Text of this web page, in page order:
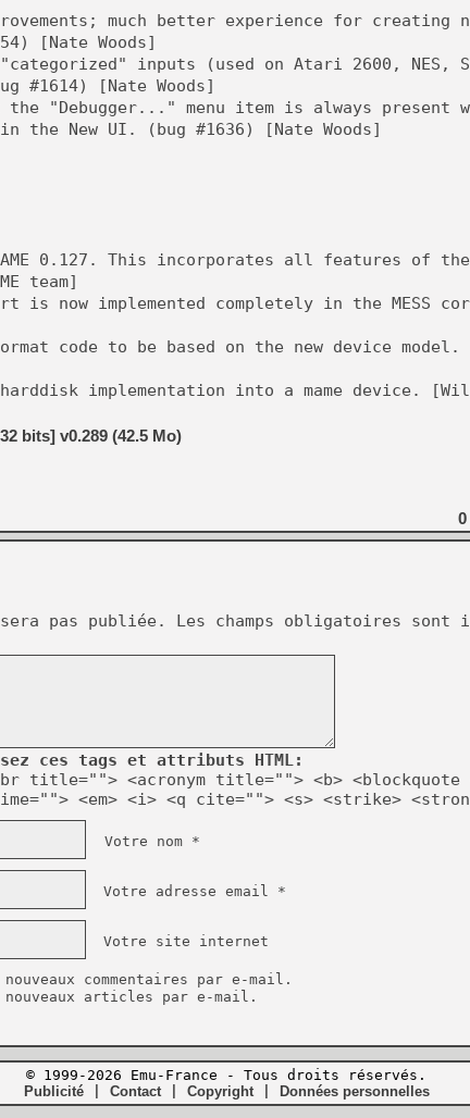
much better experience for creating
[Nate Woods]
inputs (used on Atari 2600, NES,
#1614) [Nate Woods]
the "Debugger..." menu item is always present
the New UI. (bug #1636) [Nate Woods]
0.127. This incorporates all features of the
team]
is now implemented completely in the MESS
code to be based on the new device model.
harddisk implementation into a mame device.
bits] v0.289 (42.5 Mo)
0
pas publiée.
Les champs obligatoires sont
ces tags et attributs HTML:
title=""> <acronym title=""> <b> <blockquote
<em> <i> <q cite=""> <s> <strike>
Votre nom *
Votre adresse email *
Votre site internet
commentaires par e-mail.
nouveaux articles par e-mail.
© 1999-2026 Emu-France - Tous droits réservés.
Publicité| Contact| Copyright| Données personnelles